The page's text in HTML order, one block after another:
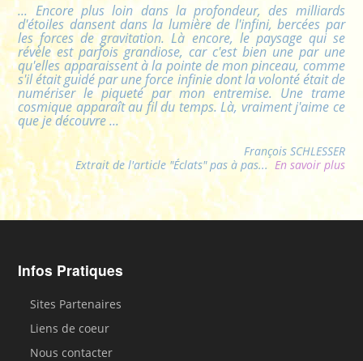
... Encore plus loin dans la profondeur, des milliards
d'étoiles dansent dans la lumière de l'infini, bercées par
les forces de gravitation. Là encore, le paysage qui se
révèle est parfois grandiose, car c'est bien une par une
qu'elles apparaissent à la pointe de mon pinceau, comme
s'il était guidé par une force infinie dont la volonté était de
numériser le piqueté par mon entremise. Une trame
cosmique apparaît au fil du temps. Là, vraiment j'aime ce
que je découvre...
François SCHLESSER
Extrait de l'article "Éclats" pas à pas... En savoir plus
Infos Pratiques
Sites Partenaires
Liens de coeur
Nous contacter